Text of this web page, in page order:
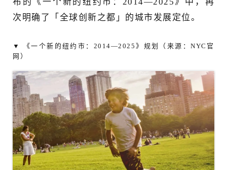
次明确了「全球创新之都」的城市发展定位。
▼ 《一个新的纽约市：2014—2025》规划（来源：NYC官
网）